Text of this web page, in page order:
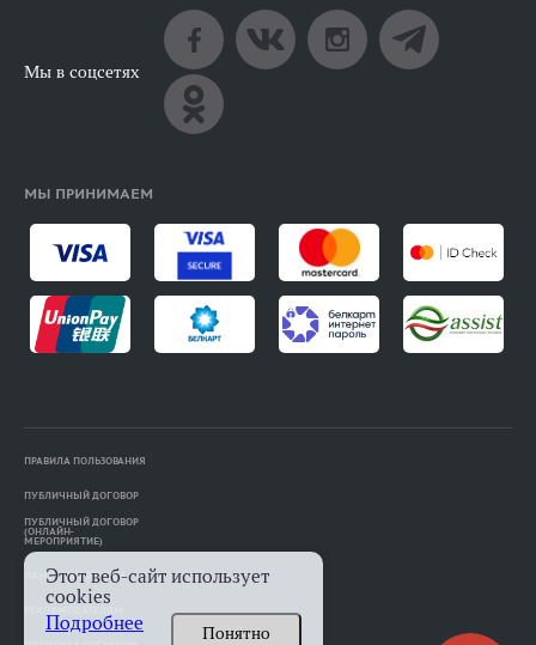
Мы в соцсетях
МЫ ПРИНИМАЕМ
ПРАВИЛА ПОЛЬЗОВАНИЯ
ПУБЛИЧНЫЙ ДОГОВОР
ПУБЛИЧНЫЙ ДОГОВОР
(ОНЛАЙН-
МЕРОПРИЯТИЕ)
ПАМЯТКА АВТОРАМ
Этот веб-сайт использует
cookies
Подробнее
Понятно